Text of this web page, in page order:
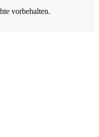
vorbehalten.